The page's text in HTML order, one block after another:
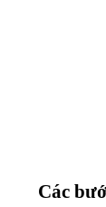
Các